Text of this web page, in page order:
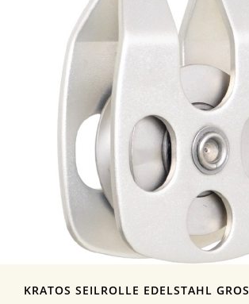
KRATOS SEILROLLE EDELSTAHL GROSS